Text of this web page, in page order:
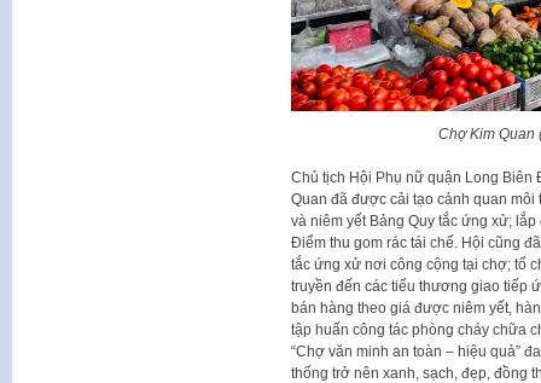
Chợ Kim Quan
Chủ tịch Hội Phụ nữ quận Long Biên
Quan đã được cải tạo cảnh quan
và niêm yết Bảng Quy tắc ứng xử;
Điểm thu gom rác tái chế. Hội cũng
tắc ứng xử nơi công cộng tại chợ; tổ
truyền đến các tiểu thương giao tiếp
bán hàng theo giá được niêm yết,
tập huấn công tác phòng cháy chữa
“Chợ văn minh an toàn – hiệu quả”
thống trở nên xanh, sạch, đẹp, đồng